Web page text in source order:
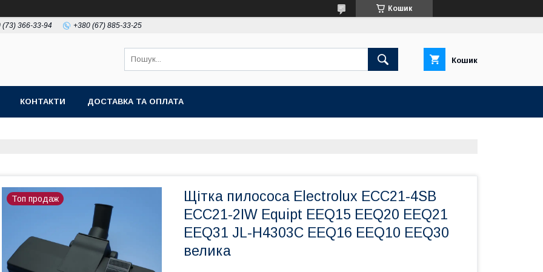
Кошик
(73) 366-33-94 +380 (67) 885-33-25
Кошик
КОНТАКТИ ДОСТАВКА ТА ОПЛАТА
Топ продаж
Щітка пилососа Electrolux ECC21-4SB
ECC21-2IW Equipt EEQ15 EEQ20 EEQ21
EEQ31 JL-H4303C EEQ16 EEQ10 EEQ30
велика